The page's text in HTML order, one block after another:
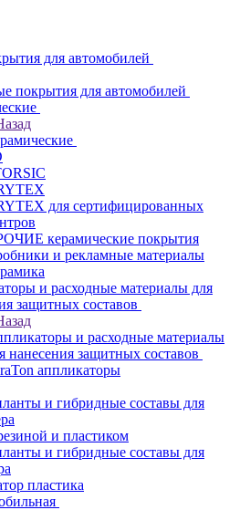
для автомобилей
покрытия для автомобилей
для сертифицированных
керамические покрытия
и рекламные материалы
и расходные материалы для
защитных составов
и расходные материалы
нанесения защитных составов
аппликаторы
и гибридные составы для
и пластиком
и гибридные составы для
пластика